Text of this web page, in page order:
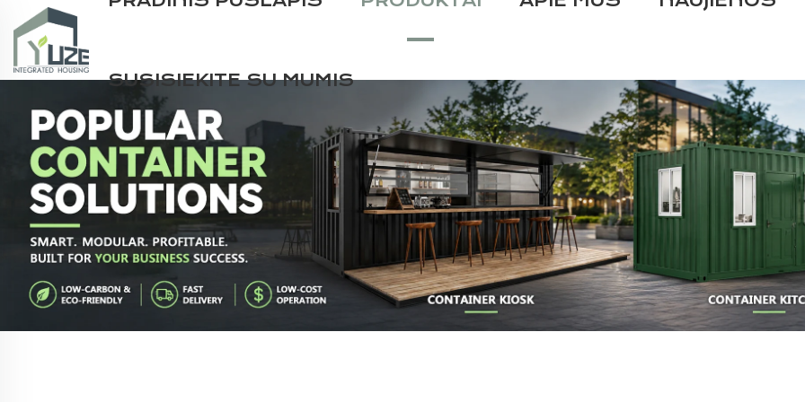
SUSISIEKITE SU MUMIS